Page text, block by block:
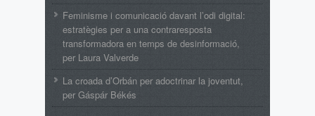
Feminisme i comunicació davant l’odi digital:
estratègies per a una contraresposta
transformadora en temps de desinformació,
per Laura Valverde
La croada d’Orbán per adoctrinar la joventut,
per Gáspár Békés